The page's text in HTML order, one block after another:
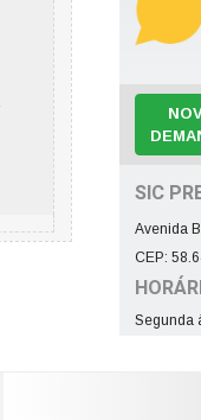
SIC
Avenida
CEP:
Segunda